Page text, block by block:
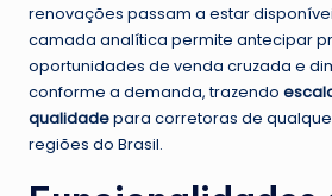
renovações passam a estar
camada analítica permite antecipar
oportunidades de venda cruzada e
conforme a demanda, trazendo
qualidadepara corretoras de
regiões do Brasil.